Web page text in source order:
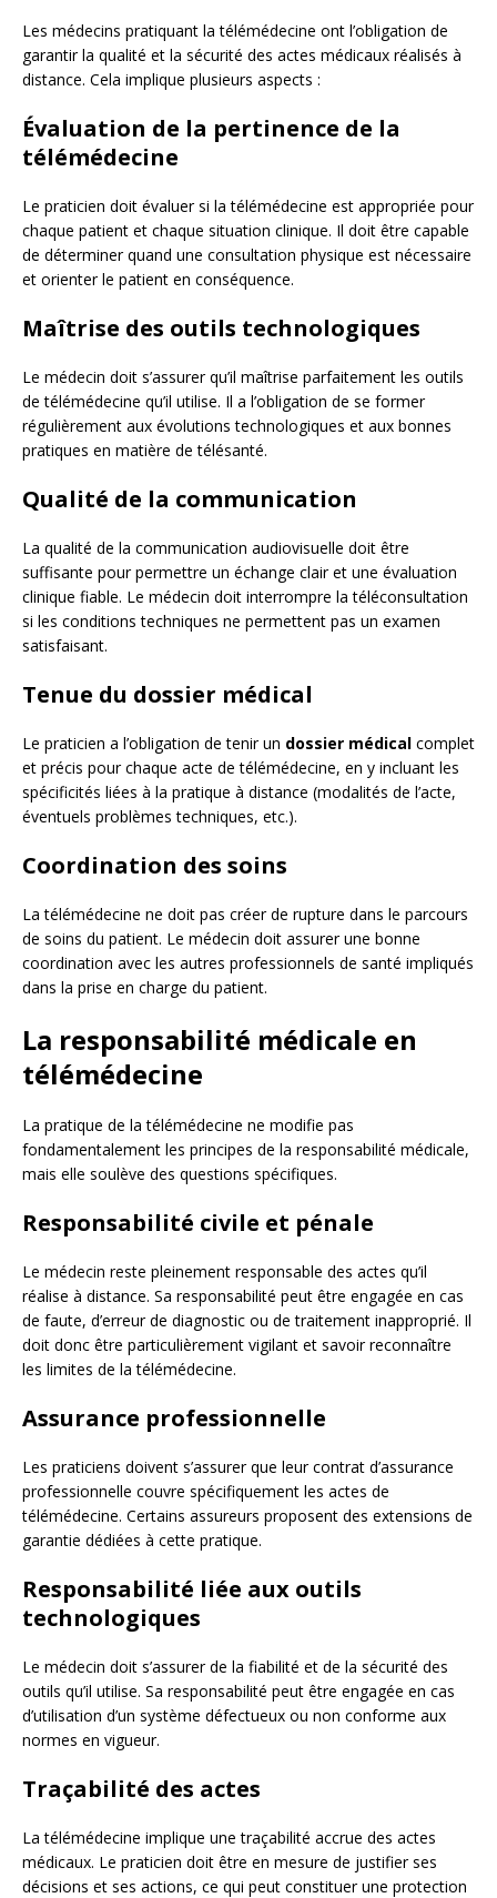
Les médecins pratiquant la télémédecine ont l’obligation de
garantir la qualité et la sécurité des actes médicaux réalisés à
distance. Cela implique plusieurs aspects :
Évaluation de la pertinence de la
télémédecine
Le praticien doit évaluer si la télémédecine est appropriée pour
chaque patient et chaque situation clinique. Il doit être capable
de déterminer quand une consultation physique est nécessaire
et orienter le patient en conséquence.
Maîtrise des outils technologiques
Le médecin doit s’assurer qu’il maîtrise parfaitement les outils
de télémédecine qu’il utilise. Il a l’obligation de se former
régulièrement aux évolutions technologiques et aux bonnes
pratiques en matière de télésanté.
Qualité de la communication
La qualité de la communication audiovisuelle doit être
suffisante pour permettre un échange clair et une évaluation
clinique fiable. Le médecin doit interrompre la téléconsultation
si les conditions techniques ne permettent pas un examen
satisfaisant.
Tenue du dossier médical
Le praticien a l’obligation de tenir un dossier médical complet
et précis pour chaque acte de télémédecine, en y incluant les
spécificités liées à la pratique à distance (modalités de l’acte,
éventuels problèmes techniques, etc.).
Coordination des soins
La télémédecine ne doit pas créer de rupture dans le parcours
de soins du patient. Le médecin doit assurer une bonne
coordination avec les autres professionnels de santé impliqués
dans la prise en charge du patient.
La responsabilité médicale en
télémédecine
La pratique de la télémédecine ne modifie pas
fondamentalement les principes de la responsabilité médicale,
mais elle soulève des questions spécifiques.
Responsabilité civile et pénale
Le médecin reste pleinement responsable des actes qu’il
réalise à distance. Sa responsabilité peut être engagée en cas
de faute, d’erreur de diagnostic ou de traitement inapproprié. Il
doit donc être particulièrement vigilant et savoir reconnaître
les limites de la télémédecine.
Assurance professionnelle
Les praticiens doivent s’assurer que leur contrat d’assurance
professionnelle couvre spécifiquement les actes de
télémédecine. Certains assureurs proposent des extensions de
garantie dédiées à cette pratique.
Responsabilité liée aux outils
technologiques
Le médecin doit s’assurer de la fiabilité et de la sécurité des
outils qu’il utilise. Sa responsabilité peut être engagée en cas
d’utilisation d’un système défectueux ou non conforme aux
normes en vigueur.
Traçabilité des actes
La télémédecine implique une traçabilité accrue des actes
médicaux. Le praticien doit être en mesure de justifier ses
décisions et ses actions, ce qui peut constituer une protection